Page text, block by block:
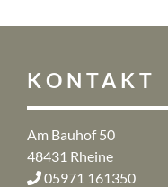
KONTAKT
Am Bauhof 50
48431 Rheine
05971 161350